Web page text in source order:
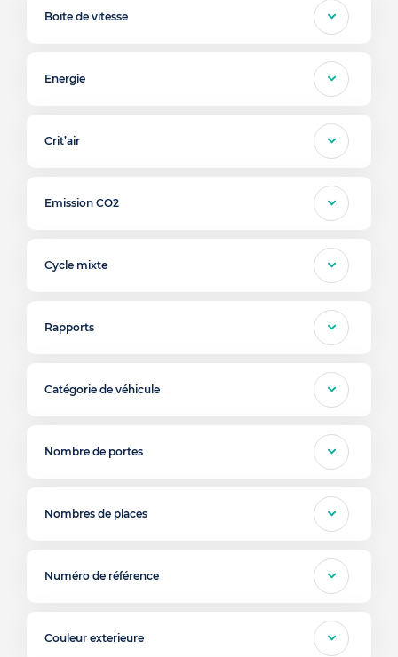
Boite de vitesse
Energie
Crit’air
Emission CO2
Cycle mixte
Rapports
Catégorie de véhicule
Nombre de portes
Nombres de places
Numéro de référence
Couleur exterieure